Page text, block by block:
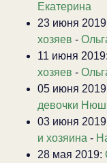
Екатерина
23 июня
хозяев -
11 июня 2019:
хозяев -
05 июня
девочки
03 июня
и хозяина -
28 мая 2019: